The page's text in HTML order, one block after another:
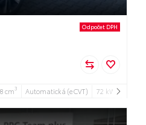
Odpočet DPH
cm3 Automatická (eCVT) 72 kW